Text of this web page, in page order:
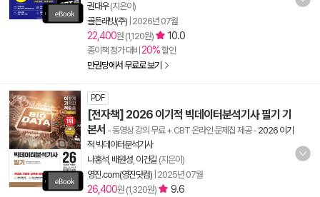
권대우(지은이)
골든래빗(주) 2026년 07월
22,400원 (1,120원) 10.0
종이책 정가 대비 20%할인
만권당에서 무료로 보기
PDF
[전자책] 2026 이기적 빅데이터분석기사 필기 기
본서 - 동영상 강의 무료 + CBT 온라인 문제집 제공- 2026 이기
적 빅데이터분석기사
나홍석 배원성 이건길 (지은이)
영진.com(영진닷컴) 2025년 07월
26,400원 (1,320원) 9.6